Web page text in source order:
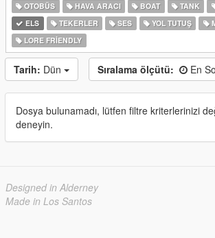
OTOBÜS
HAVA ARACI BOAT TANK
ELS
TEKERLER SES YOL TUTUŞ
LORE FRIENDLY
Tarih: Dün Sıralama ölçütü: En
Dosya bulunamadı, lütfen filtre kriterlerinizi
deneyin.
Designed in Alderney
Made in Los Santos